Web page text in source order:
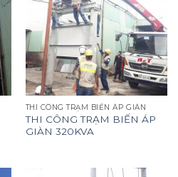
THI CÔNG TRẠM BIẾN ÁP GIÀN
THI CÔNG TRẠM BIẾN ÁP
GIÀN 320KVA